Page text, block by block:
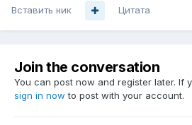
Вставить ник Цитата
Join the conversation
You can post now and register later. If
sign in now to post with your account.